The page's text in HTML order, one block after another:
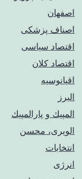
اصفهان
اصناف پزشکی
اقتصاد سیاسی
اقتصاد کلان
اقیانوسیه
البرز
المپيك و پارالمپيك
الویری، محسن
انتخابات
انرژی